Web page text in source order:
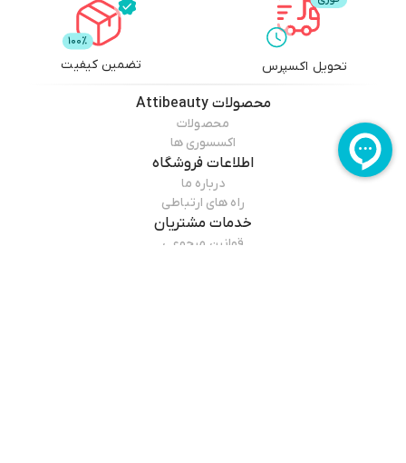
تحویل اکسپرس تضمین کیفیت
محصولاتAttibeauty
محصولات
اکسسوری ها
اطلاعات فروشگاه
درباره ما
راه های ارتباطی
خدمات مشتریان
قوانین مرجوعی